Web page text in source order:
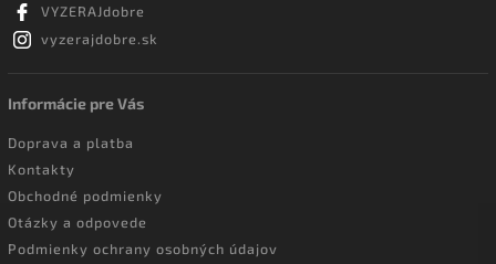
VYZERAJdobre
vyzerajdobre.sk
Informácie pre Vás
Doprava a platba
Kontakty
Obchodné podmienky
Otázky a odpovede
Podmienky ochrany osobných údajov